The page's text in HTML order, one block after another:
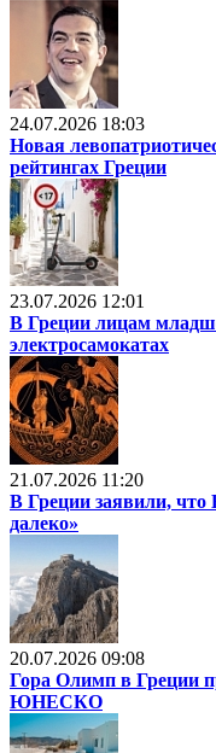
24.07.2026 18:03
Новая
рейтингах Греции
23.07.2026 12:01
В Греции лицам
электросамокатах
21.07.2026 11:20
В Греции заявили,
далеко»
20.07.2026 09:08
Гора Олимп в Греции
ЮНЕСКО